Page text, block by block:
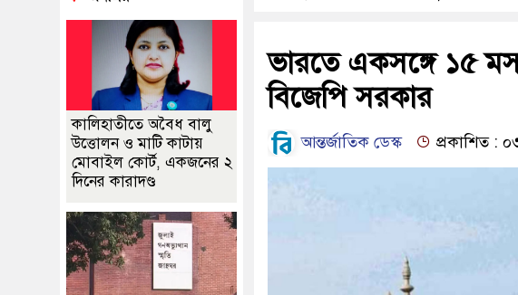
ভারতে একসঙ্গে ১৫
বিজেপি সরকার
আন্তর্জাতিক ডেস্ক প্রকাশিত :
কালিহাতীতে অবৈধ বালু
উত্তোলন ও মাটি কাটায়
মোবাইল কোর্ট, একজনের ২
দিনের কারাদণ্ড